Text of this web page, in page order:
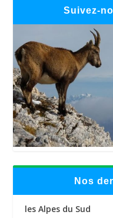
Suivez-
Nos
les Alpes du Sud